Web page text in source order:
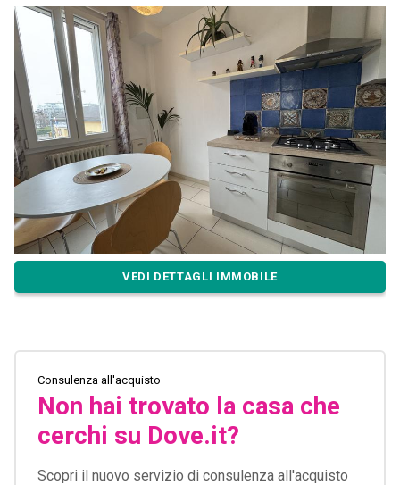
VEDI DETTAGLI IMMOBILE
Consulenza all'acquisto
Non hai trovato la casa che
cerchi su Dove.it?
Scopri il nuovo servizio di consulenza all'acquisto